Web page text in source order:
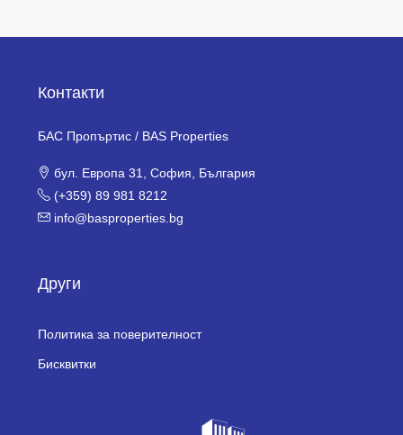
Контакти
БАС Пропъртис / BAS Properties
бул. Европа 31, София, България
(+359) 89 981 8212
info@basproperties.bg
Други
Политика за поверителност
Бисквитки